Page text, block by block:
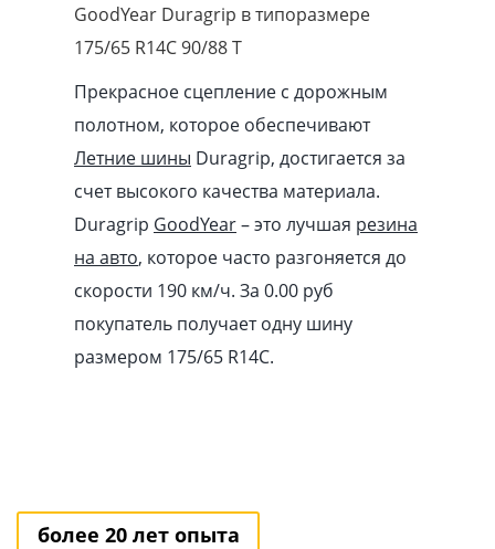
GoodYear Duragrip в типоразмере
175/65 R14C 90/88 T
Прекрасное сцепление с дорожным
полотном, которое обеспечивают
Летние шины Duragrip, достигается за
счет высокого качества материала.
Duragrip GoodYear– это лучшая резина
на авто, которое часто разгоняется до
скорости 190 км/ч. За 0.00 pуб
покупатель получает одну шину
размером 175/65 R14C.
более 20 лет опыта